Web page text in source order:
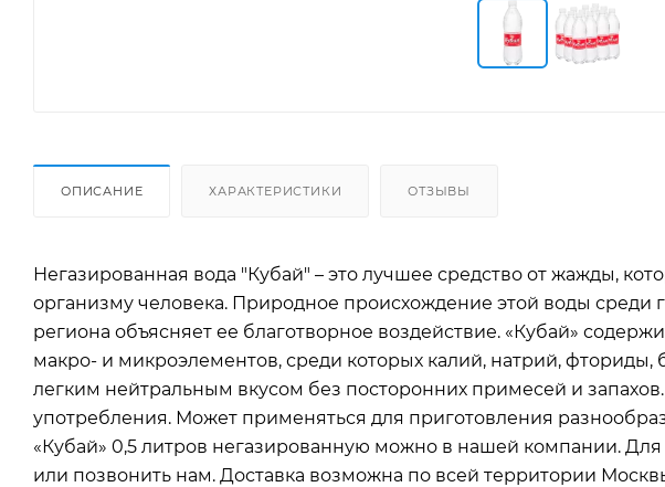
ОПИСАНИЕ ХАРАКТЕРИСТИКИ ОТЗЫВЫ
Негазированная вода "Кубай" – это лучшее средство от жажды,
организму человека. Природное происхождение этой воды среди
региона объясняет ее благотворное воздействие. «Кубай»
макро- и микроэлементов, среди которых калий, натрий,
легким нейтральным вкусом без посторонних примесей и запахов. Отлично подходит для ежедневного
употребления. Может применяться для приготовления
«Кубай» 0,5 литров негазированную можно в нашей компании. Для
или позвонить нам. Доставка возможна по всей территории